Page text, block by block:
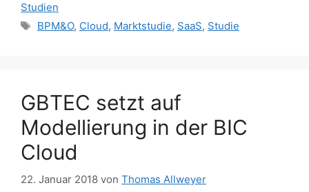
Studien
Schlagwörter
BPM&O, Cloud, Marktstudie, SaaS, Studie
GBTEC setzt auf
Modellierung in der BIC
Cloud
22. Januar 2018 von Thomas Allweyer